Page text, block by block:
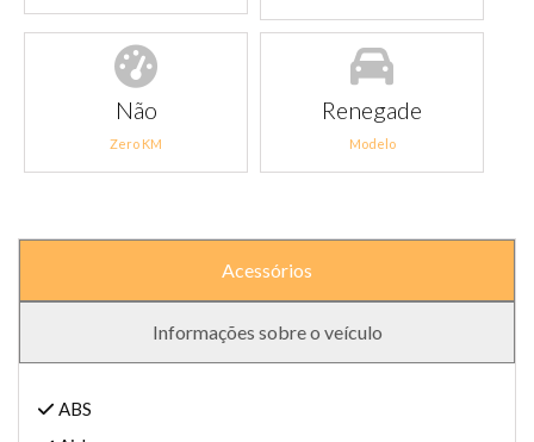
Não
Zero KM
Renegade
Modelo
Acessórios
Informações sobre o veículo
ABS